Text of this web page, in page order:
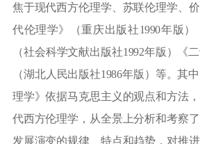
焦于现代西方伦理学、苏联伦理学、
代伦理学》（重庆出版社1990年版）
（社会科学文献出版社1992年版）《
（湖北人民出版社1986年版）等。其
理学》依据马克思主义的观点和方法
代西方伦理学，从全景上分析和考察
发展演变的规律、特点和趋势，对推